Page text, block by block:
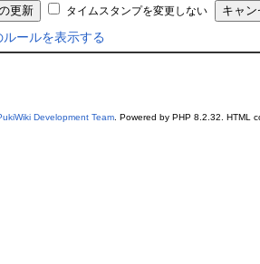
タイムスタンプを変更しない
ールを表示する
Development Team. Powered by PHP 8.2.32. HTML